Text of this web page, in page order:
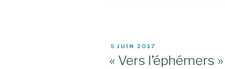
PUBLIÉ
5 JUIN 2017
« Vers l’éphémers